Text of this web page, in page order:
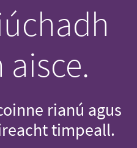
aisce.
rianú agus
timpeall.